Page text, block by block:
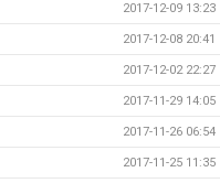
2017-12-09 13:23
2017-12-08 20:41
2017-12-02 22:27
2017-11-29 14:05
2017-11-26 06:54
2017-11-25 11:35